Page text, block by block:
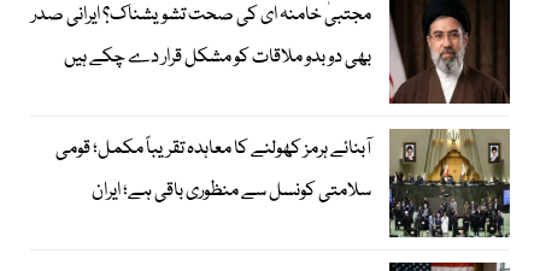
مجتبیٰ خامنہ ای کی صحت تشویشناک؟ ایرانی صدر
بھی دوبدو ملاقات کو مشکل قرار دے چکے ہیں
آبنائے ہرمز کھولنے کا معاہدہ تقریباً مکمل؛ قومی
سلامتی کونسل سے منظوری باقی ہے؛ ایران